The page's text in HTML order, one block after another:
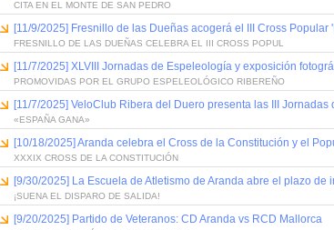
CITA EN EL MONTE DE SAN PEDRO
[11/9/2025] Fresnillo de las Dueñas acogerá el III Cross
FRESNILLO DE LAS DUEÑAS CELEBRA EL III CROSS POPUL
[11/7/2025] XLVIII Jornadas de Espeleología y exposición
PROMOVIDAS POR EL GRUPO ESPELEOLÓGICO RIBEREÑO
[11/7/2025] VeloClub Ribera del Duero presenta las III
«ESPAÑA GANA»
[10/18/2025] Aranda celebra el Cross de la Constitución y el
XXXIX CROSS DE LA CONSTITUCIÓN
[9/30/2025] La Escuela de Atletismo de Aranda abre el plazo de
¡SUENA EL DISPARO DE SALIDA!
[9/20/2025] Partido de Veteranos: CD Aranda vs RCD Mallorca